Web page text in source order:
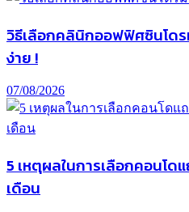
วิธีเลือกคลินิกออฟฟิศซินโด
ง่าย !
07/08/2026
5 เหตุผลในการเลือกคอนโด
เดือน